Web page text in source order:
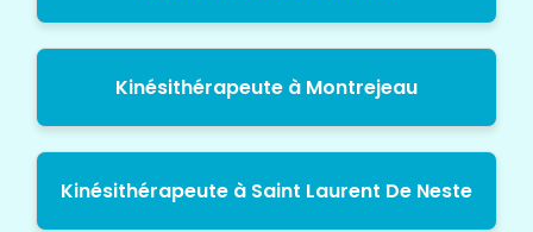
Kinésithérapeute à Montrejeau
Kinésithérapeute à Saint Laurent De Neste